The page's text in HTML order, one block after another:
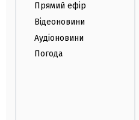
Прямий ефір
Відеоновини
Аудіоновини
Погода